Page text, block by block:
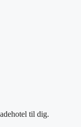
til dig.